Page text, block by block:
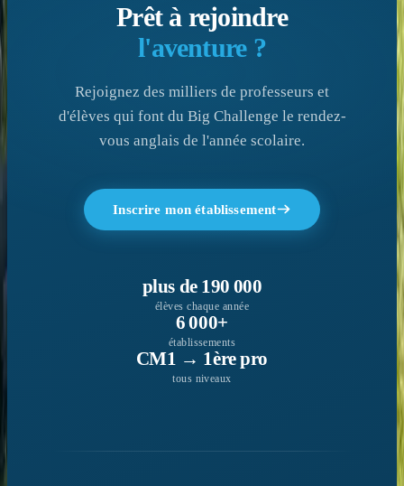
Prêt à rejoindre
l'aventure ?
Rejoignez des milliers de professeurs et
d'élèves qui font du Big Challenge le rendez-
vous anglais de l'année scolaire.
Inscrire mon établissement
plus de 190 000
élèves chaque année
6 000+
établissements
CM1 → 1ère pro
tous niveaux